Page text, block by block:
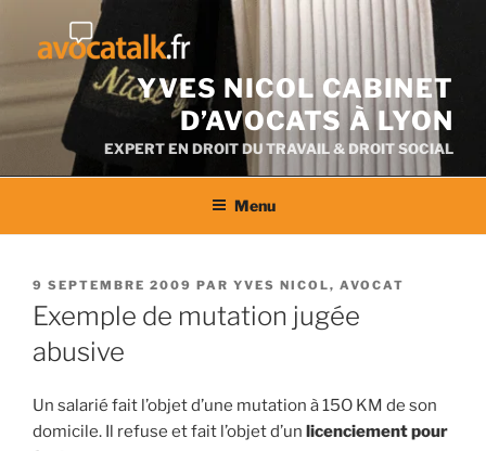
contenu
YVES NICOL CABINET
D’AVOCATS À LYON
EXPERT EN DROIT DU TRAVAIL & DROIT SOCIAL
Menu
PUBLIÉ
LE
9 SEPTEMBRE 2009 PAR YVES NICOL, AVOCAT
Exemple de mutation jugée
abusive
Un salarié fait l’objet d’une mutation à 15O KM de son
domicile. Il refuse et fait l’objet d’un licenciement pour